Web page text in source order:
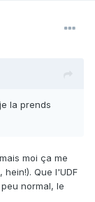
la prends
moi ça me
Que l'UDF
normal, le